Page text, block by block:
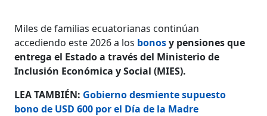
Miles de familias ecuatorianas continúan
accediendo este 2026 a los bonosy pensiones que
entrega el Estado a través del Ministerio de
Inclusión Económica y Social (MIES).
LEA TAMBIÉN: Gobierno desmiente supuesto
bono de USD 600 por el Día de la Madre